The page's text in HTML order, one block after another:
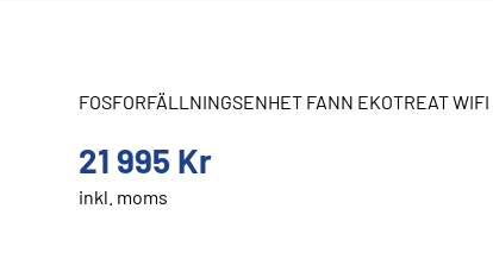
FOSFORFÄLLNINGSENHET FANN EKOTREAT WIFI
21 995 Kr
inkl. moms